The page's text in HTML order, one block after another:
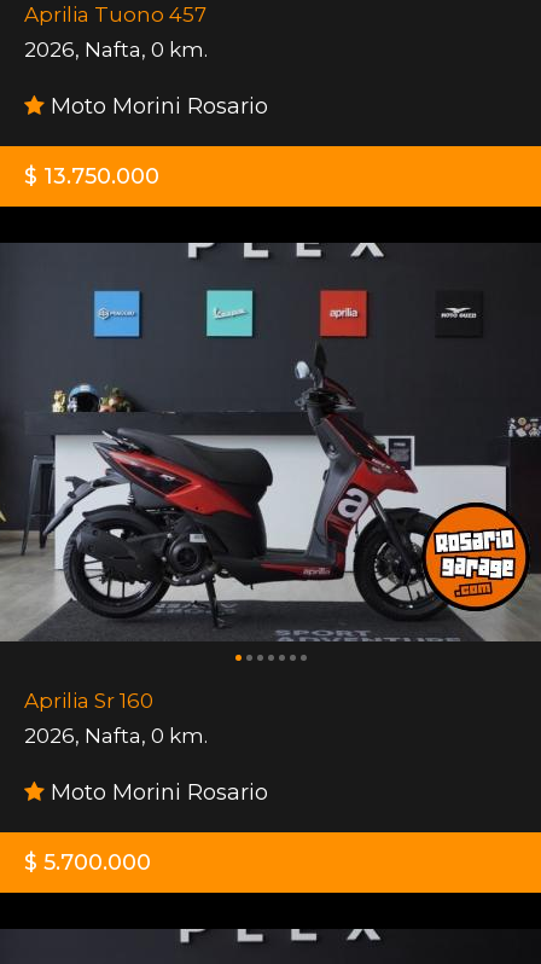
Aprilia Tuono 457
2026, Nafta, 0 km.
Moto Morini Rosario
$ 13.750.000
Aprilia Sr 160
2026, Nafta, 0 km.
Moto Morini Rosario
$ 5.700.000